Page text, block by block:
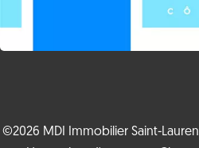
©2026 MDI Immobilier Saint-